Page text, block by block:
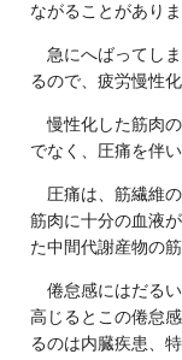
ながることがありま
急にへばってし
るので、疲労慢性化
慢性化した筋肉
でなく、圧痛を伴い
圧痛は、筋繊維
筋肉に十分の血液
た中間代謝産物の
倦怠感にはだる
高じるとこの倦怠
るのは内臓疾患、